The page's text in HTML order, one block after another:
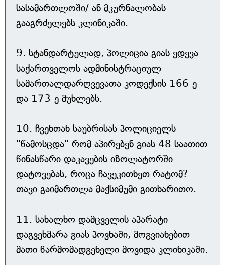
სასამართლოში/ ან მკურნალობას
გააგრძელებს კლინიკაში.
9. სტანდარტულად, პოლიცია გიას ედევა
საქართველოს ადმინისტრაციულ
სამართალდარღვევათა კოდექსის 166-ე
და 173-ე მუხლებს.
10. ჩვენთან საუბრისას პოლიციელს
"წამოსცდა" რომ აპირებენ გიას 48 საათით
წინასწარი დაკავების იზოლატორში
დატოვებას, როცა ჩავეკითხეთ რატომ?
თავი გაიმართლა მაქსიმუმი გითხარითო.
11. სახალხო დამცველის აპარატი
დაგვეხმარა გიას პოვნაში, მოგვიანებით
მათი წარმომადგენელი მოვიდა კლინიკაში.